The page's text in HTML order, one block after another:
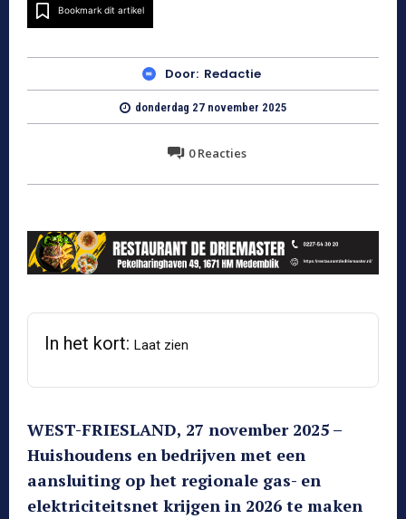
Bookmark dit artikel
Door: Redactie
donderdag 27 november 2025
0Reacties
In het kort: Laat zien
WEST-FRIESLAND, 27 november 2025 –
Huishoudens en bedrijven met een
aansluiting op het regionale gas- en
elektriciteitsnet krijgen in 2026 te maken